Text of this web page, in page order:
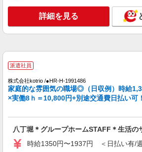
時給1350円〜1937円
通費全支給(ガソリン代含
広島市中区 八丁堀駅
派遣社員
（株）ウィルオブ・ワークCW 広島支店/
生活サポート
時給1350円
広島県広島市中区
詳細を見る
派遣社員
株式会社kotrio /●HR-H-1991486
家庭的な雰囲気の職場◎（日収例）時給
×実働8ｈ＝10,800円+別途交通費日払い可！
八丁堀＊グループホームSTAFF＊生活の
時給1350円〜1937円 ＜日払い有/